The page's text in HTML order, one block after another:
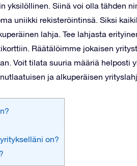
yksilöllinen. Siinä voi olla tähden
uniikki rekisteröintinsä. Siksi
lahja. Tee lahjasta
Räätälöimme jokaisen
Voit tilata suuria määriä helposti
ja alkuperäisen
on?